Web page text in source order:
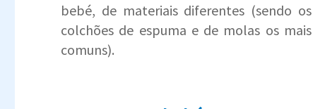
bebé, de materiais diferentes (sendo os
colchões de espuma e de molas os mais
comuns).